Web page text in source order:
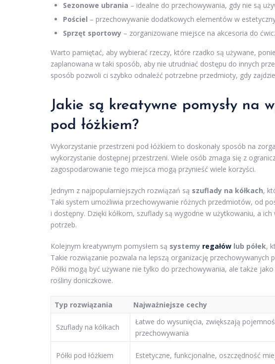
Sezonowe ubrania – idealne do przechowywania, gdy nie są
Pościel – przechowywanie dodatkowych elementów w
Sprzęt sportowy – zorganizowane miejsce na akcesoria do
Warto pamiętać, aby wybierać rzeczy, które rzadko są używane,
zaplanowana w taki sposób, aby nie utrudniać dostępu do innych
sposób pozwoli ci szybko odnaleźć potrzebne przedmioty, gdy
Jakie są kreatywne pomysły na
pod łóżkiem?
Wykorzystanie przestrzeni pod łóżkiem to doskonały sposób na
wykorzystanie dostępnej przestrzeni. Wiele osób zmaga się z
zagospodarowanie tego miejsca mogą przynieść wiele korzyści.
Jednym z najpopularniejszych rozwiązań są szuflady na kółkach,
Taki system umożliwia przechowywanie różnych przedmiotów, od
i dostępny. Dzięki kółkom, szuflady są wygodne w użytkowaniu, a
potrzeb.
Kolejnym kreatywnym pomysłem są systemy regałów lub półek,
Takie rozwiązanie pozwala na lepszą organizację przechowywanych
Półki mogą być używane nie tylko do przechowywania, ale także
rośliny doniczkowe.
Typ rozwiązania Najważniejsze cechy
Szuflady na kółkach
Łatwe do wysunięcia, zwiększają
przechowywania
Półki pod łóżkiem Estetyczne, funkcjonalne, oszczędność